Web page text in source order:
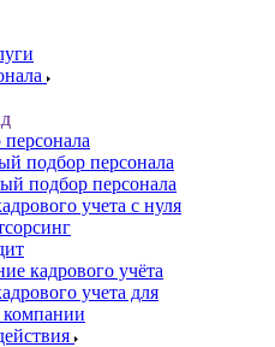
подбор персонала
подбор персонала
учета с нуля
кадрового учёта
учета для